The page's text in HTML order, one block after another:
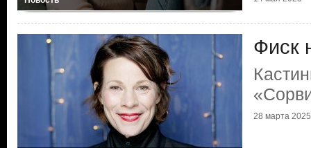
Фиск
28 марта 2025